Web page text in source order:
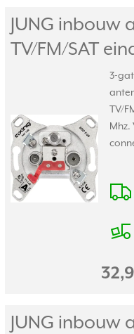
JUNG
TV/FM/SAT
3-
TV/
Mhz.
JUNG